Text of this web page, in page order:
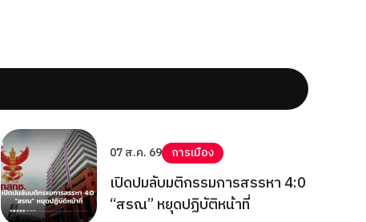
07 ส.ค. 69 การเมือง
เปิดปมลับมติกรรมการสรรหา 4:0
“สรณ” หยุดปฏิบัติหน้าที่